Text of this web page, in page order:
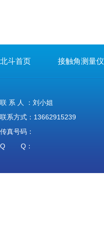
北斗首页 接触角测量仪
联 系 人 ：刘小姐
联系方式：13662915239
传真号码：
Q Q：